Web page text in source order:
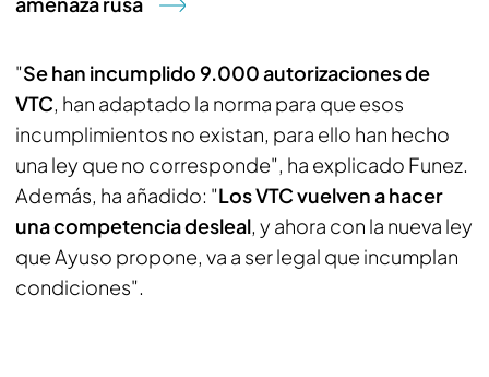
"Se han incumplido 9.000 autorizaciones de
VTC, han adaptado la norma para que esos
incumplimientos no existan, para ello han hecho
una ley que no corresponde", ha explicado Funez.
Además, ha añadido: "Los VTC vuelven a hacer
una competencia desleal, y ahora con la nueva ley
que Ayuso propone, va a ser legal que incumplan
condiciones".